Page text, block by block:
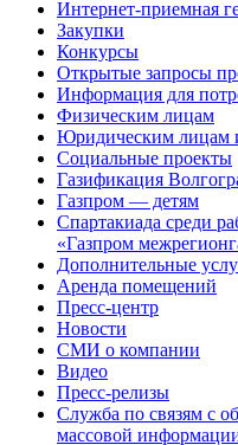
Интернет-приемная
Закупки
Конкурсы
Открытые запросы
Информация для
Физическим лицам
Юридическим
Социальные проекты
Газификация
Газпром — детям
Спартакиада среди
«Газпром
Дополнительные
Аренда помещений
Пресс-центр
Новости
СМИ о компании
Видео
Пресс-релизы
Служба по связям с
массовой